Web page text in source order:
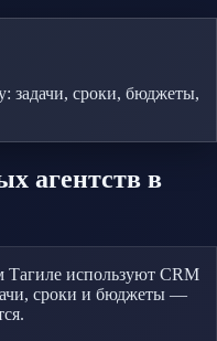
задачи, сроки, бюджеты,
агентств в
используют CRM
сроки и бюджеты —